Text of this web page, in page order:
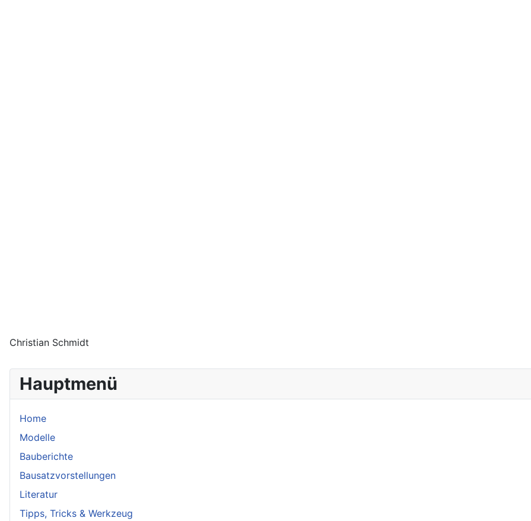
Hauptmenü
Home
Modelle
Bauberichte
Bausatzvorstellungen
Literatur
Tipps, Tricks & Werkzeug
Christian Schmidt